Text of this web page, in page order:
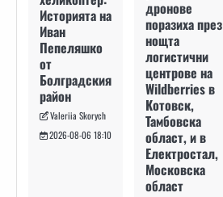
Историята на
Иван
Пепеляшко
от
Болградския
район
Valeriia Skorych
2026-08-06 18:10
дронове
поразиха през
нощта
логистични
центрове на
Wildberries в
Котовск,
Тамбовска
област, и в
Електростал,
Московска
област